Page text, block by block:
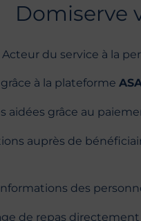
Domiserve
Acteur du service à la
à la plateforme
aidées grâce au
auprès de
des
de repas